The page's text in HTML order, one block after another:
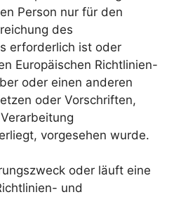
Person nur für den
des
erforderlich ist oder
Europäischen Richtlinien-
oder einen anderen
oder Vorschriften,
vorgesehen wurde.
oder läuft eine
und